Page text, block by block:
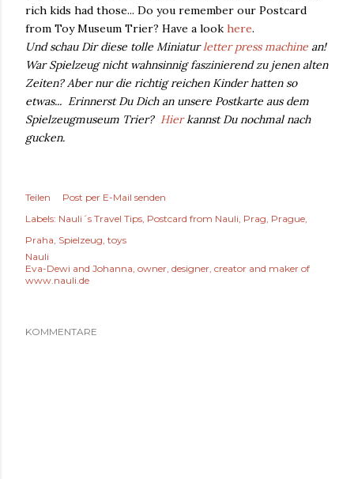
rich kids had those... Do you remember our Postcard
from Toy Museum Trier? Have a look here.
Und schau Dir diese tolle Miniaturletter press machine an!
War Spielzeug nicht wahnsinnig faszinierend zu jenen alten
Zeiten? Aber nur die richtig reichen Kinder hatten so
etwas... Erinnerst Du Dich an unsere Postkarte aus dem
Spielzeugmuseum Trier? Hierkannst Du nochmal nach
gucken.
Teilen
Post per E-Mail senden
Labels: Nauli´s Travel Tips Postcard from Nauli Prag Prague
Praha Spielzeug toys
Nauli
Eva-Dewi and Johanna, owner, designer, creator and maker of
www.nauli.de
KOMMENTARE